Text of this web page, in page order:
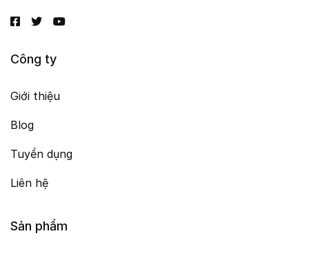
Công ty
Giới thiệu
Blog
Tuyển dụng
Liên hệ
Sản phẩm